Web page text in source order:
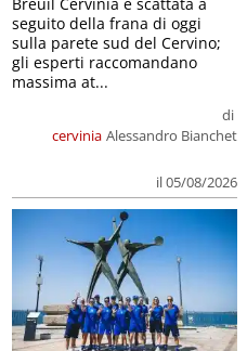
cervinia
di
Alessandro Bianchet
il 05/08/2026
seguito della frana di oggi
sulla parete sud del Cervino;
gli esperti raccomandano
massima at...